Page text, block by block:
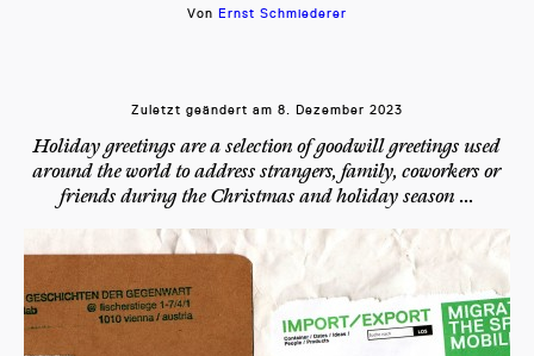
Von Ernst Schmiederer
Zuletzt geändert am 8. Dezember 2023
Holiday greetings are a selection of goodwill greetings used
around the world to address strangers, family, coworkers or
friends during the Christmas and holiday season ...